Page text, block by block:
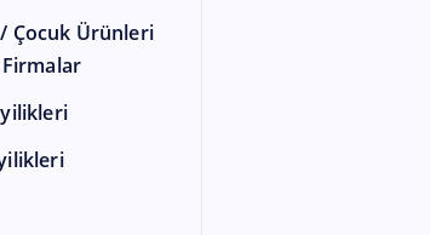
Çocuk Ürünleri